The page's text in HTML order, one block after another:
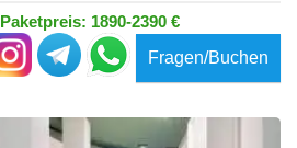
Paketpreis: 1890-2390 €
Fragen/Buchen